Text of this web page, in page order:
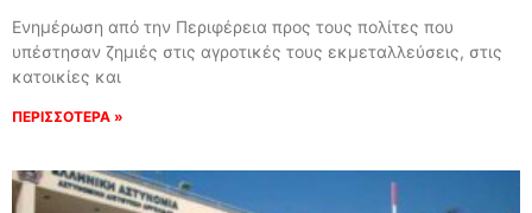
Ενημέρωση από την Περιφέρεια προς τους πολίτες που
υπέστησαν ζημιές στις αγροτικές τους εκμεταλλεύσεις, στις
κατοικίες και
ΠΕΡΙΣΣΟΤΕΡΑ »